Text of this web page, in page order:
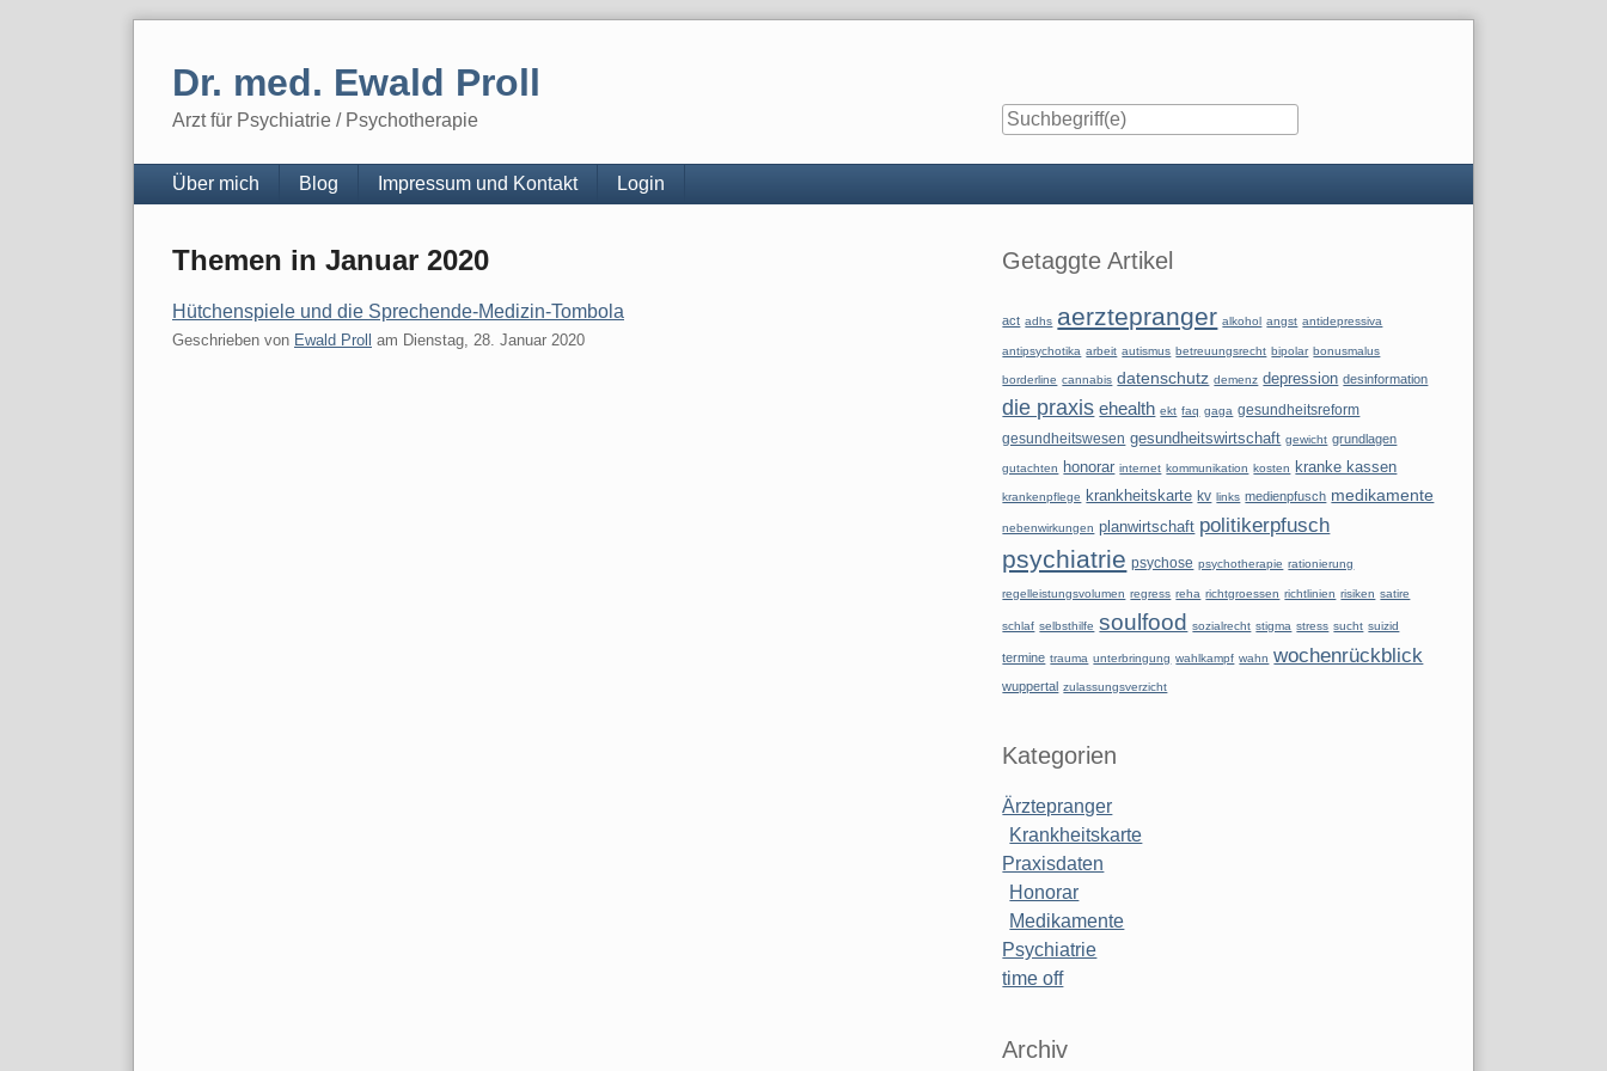
Dr. med. Ewald Proll
Arzt für Psychiatrie / Psychotherapie
Navigation
Über mich Blog Impressum und Kontakt Login
Themen in Januar 2020
Hütchenspiele und die Sprechende-Medizin-Tombola
Geschrieben von Ewald Proll am Dienstag, 28. Januar 2020
Seitenleiste
Getaggte Artikel
act adhs aerztepranger alkohol angst antidepressiva
antipsychotika arbeit autismus betreuungsrecht bipolar bonusmalus
borderline cannabis datenschutz demenz depression desinformation
die praxis ehealth ekt faq gaga gesundheitsreform
gesundheitswesen gesundheitswirtschaft gewicht grundlagen
gutachten honorar internet kommunikation kosten kranke kassen
krankenpflege krankheitskarte kv links medienpfusch medikamente
nebenwirkungen planwirtschaft politikerpfusch
psychiatrie psychose psychotherapie rationierung
regelleistungsvolumen regress reha richtgroessen richtlinien risiken satire
schlaf selbsthilfe soulfood sozialrecht stigma stress sucht suizid
termine trauma unterbringung wahlkampf wahn wochenrückblick
wuppertal zulassungsverzicht
Kategorien
Ärztepranger
Krankheitskarte
Praxisdaten
Honorar
Medikamente
Psychiatrie
time off
Archiv